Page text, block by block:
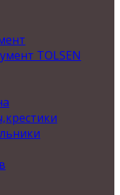
TOLSEN